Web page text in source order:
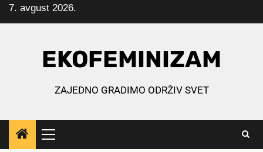
Skip
to
7. avgust 2026.
EKOFEMINIZAM
ZAJEDNO GRADIMO ODRŽIV SVET
Primary
Menu